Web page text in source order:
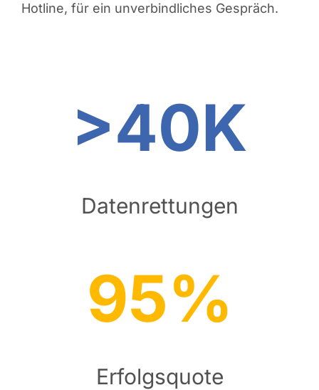
Hotline, für ein unverbindliches Gespräch.
>40K
Datenrettungen
95%
Erfolgsquote